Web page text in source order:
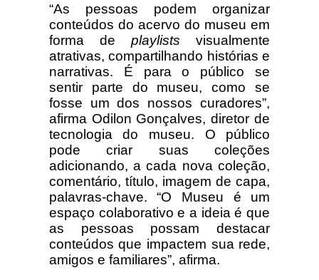
“As pessoas podem organizar
conteúdos do acervo do museu em
forma deplaylists visualmente
atrativas, compartilhando histórias e
narrativas. É para o público se
sentir parte do museu, como se
fosse um dos nossos curadores”,
afirma Odilon Gonçalves, diretor de
tecnologia do museu. O público
pode criar suas coleções
adicionando, a cada nova coleção,
comentário, título, imagem de capa,
palavras-chave. “O Museu é um
espaço colaborativo e a ideia é que
as pessoas possam destacar
conteúdos que impactem sua rede,
amigos e familiares”, afirma.